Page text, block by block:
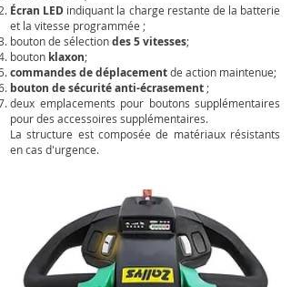
Écran LED indiquant la charge restante de la batterie
et la vitesse programmée ;
bouton de sélectiondes 5 vitesses;
bouton klaxon;
commandes de déplacementde action maintenue;
bouton de sécurité anti-écrasement ;
deux emplacements pour boutons supplémentaires
pour des accessoires supplémentaires.
La structure est composée de matériaux résistants
en cas d'urgence.